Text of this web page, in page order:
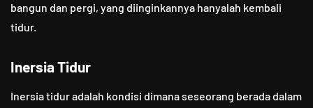
bangun dan pergi, yang diinginkannya hanyalah kembali
tidur.
Inersia Tidur
Inersia tidur adalah kondisi dimana seseorang berada dalam